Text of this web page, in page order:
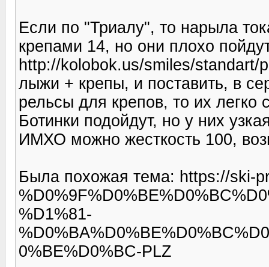
Если по "Триалу", то нарыла
крепами 14, но они плохо
http://kolobok.us/smiles/standart/
лыжи + крепы, и поставить, в
рельсы для крепов, то их легко
Ботинки подойдут, но у них
ИМХО можно жесткость 100,
Была похожая тема: https://ski-
%D1%81-
0%BE%D0%BC-PLZ